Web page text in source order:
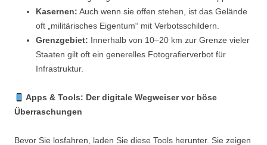
Kasernen: Auch wenn sie offen stehen, ist das Gelände
oft „militärisches Eigentum“ mit Verbotsschildern.
Grenzgebiet: Innerhalb von 10–20 km zur Grenze vieler
Staaten gilt oft ein generelles Fotografierverbot für
Infrastruktur.
Apps & Tools: Der digitale Wegweiser vor böse
Überraschungen
Bevor Sie losfahren, laden Sie diese Tools herunter. Sie zeigen